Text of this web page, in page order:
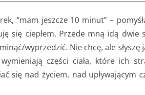
“mam jeszcze 10 minut” –
się ciepłem. Przede mną idą
wyprzedzić. Nie chcę, ale
części ciała, które ich
się nad życiem, nad